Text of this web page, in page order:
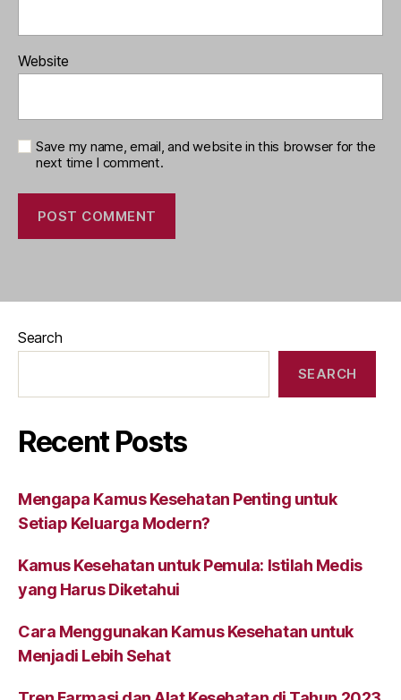
Website
Save my name, email, and website in this browser for the
next time I comment.
Search
SEARCH
Recent Posts
Mengapa Kamus Kesehatan Penting untuk
Setiap Keluarga Modern?
Kamus Kesehatan untuk Pemula: Istilah Medis
yang Harus Diketahui
Cara Menggunakan Kamus Kesehatan untuk
Menjadi Lebih Sehat